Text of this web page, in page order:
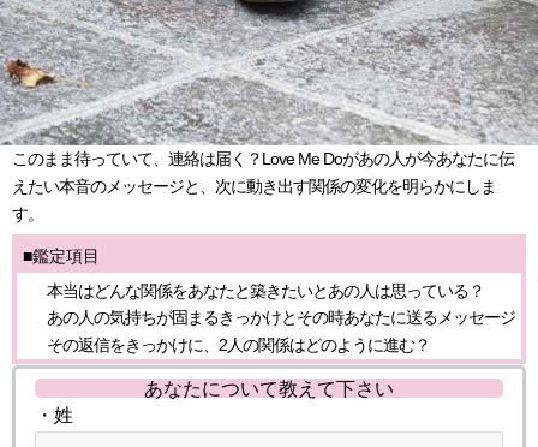
このまま待っていて、連絡は届く？Love Me Doがあの人が今あなたに伝
えたい本音のメッセージと、次に動き出す関係の変化を明らかにしま
す。
■鑑定項目
本当はどんな関係をあなたと築きたいとあの人は思っている？
あの人の気持ちが固まるきっかけとその時あなたに送るメッセージ
その返信をきっかけに、2人の関係はどのように進む？
あなたについて教えて下さい
・姓